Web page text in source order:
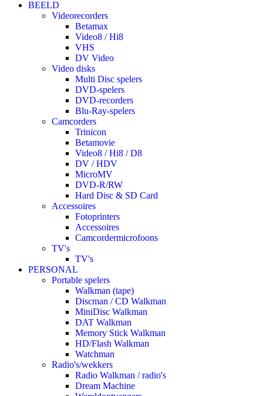
BEELD
Videorecorders
Betamax
Video8 / Hi8
VHS
DV Video
Video disks
Multi Disc spelers
DVD-spelers
DVD-recorders
Blu-Ray-spelers
Camcorders
Trinicon
Betamovie
Video8 / Hi8 / D8
DV / HDV
MicroMV
DVD-R/RW
Hard Disc & SD Card
Accessoires
Fotoprinters
Accessoires
Camcordermicrofoons
TV's
TV's
PERSONAL
Portable spelers
Walkman (tape)
Discman / CD Walkman
MiniDisc Walkman
DAT Walkman
Memory Stick Walkman
HD/Flash Walkman
Watchman
Radio's/wekkers
Radio Walkman / radio's
Dream Machine